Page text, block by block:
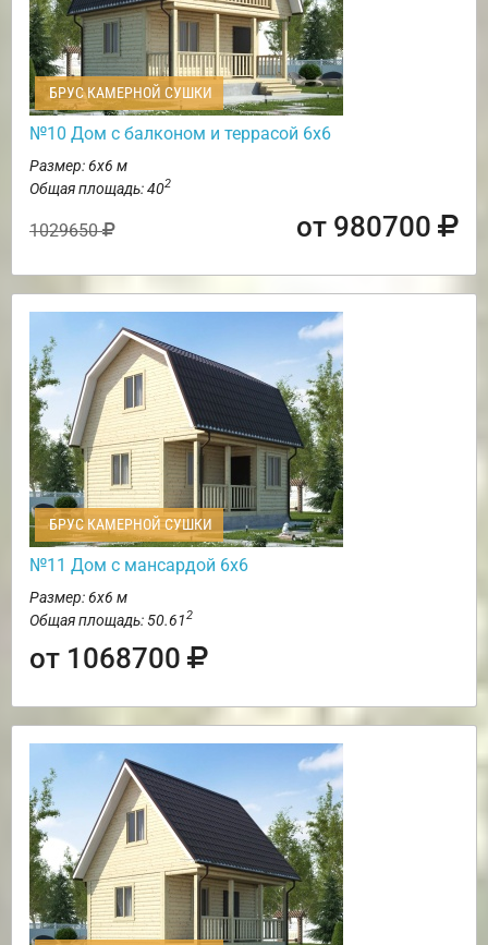
БРУС КАМЕРНОЙ СУШКИ
№10 Дом с балконом и террасой 6х6
Размер: 6х6 м
Общая площадь: 402
1029650 от 980700
БРУС КАМЕРНОЙ СУШКИ
№11 Дом с мансардой 6х6
Размер: 6х6 м
Общая площадь: 50.612
от 1068700